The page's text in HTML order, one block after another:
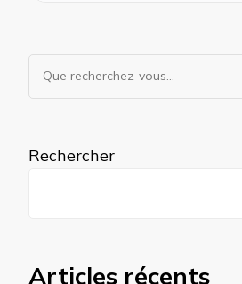
Vous
recherchiez
Rechercher
Articles récents